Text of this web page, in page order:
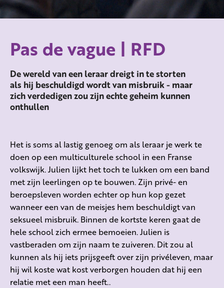
Pas de vague | RFD
De wereld van een leraar dreigt in te storten
als hij beschuldigd wordt van misbruik - maar
zich verdedigen zou zijn echte geheim kunnen
onthullen
Het is soms al lastig genoeg om als leraar je werk te
doen op een multiculturele school in een Franse
volkswijk. Julien lijkt het toch te lukken om een band
met zijn leerlingen op te bouwen. Zijn privé- en
beroepsleven worden echter op hun kop gezet
wanneer een van de meisjes hem beschuldigt van
seksueel misbruik. Binnen de kortste keren gaat de
hele school zich ermee bemoeien. Julien is
vastberaden om zijn naam te zuiveren. Dit zou al
kunnen als hij iets prijsgeeft over zijn privéleven, maar
hij wil koste wat kost verborgen houden dat hij een
relatie met een man heeft..